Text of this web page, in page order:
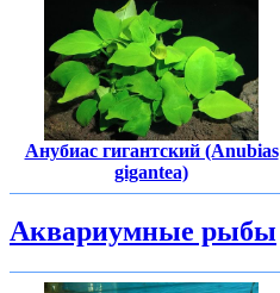
Анубиас гигантский (Anubias
gigantea)
Аквариумные рыбы